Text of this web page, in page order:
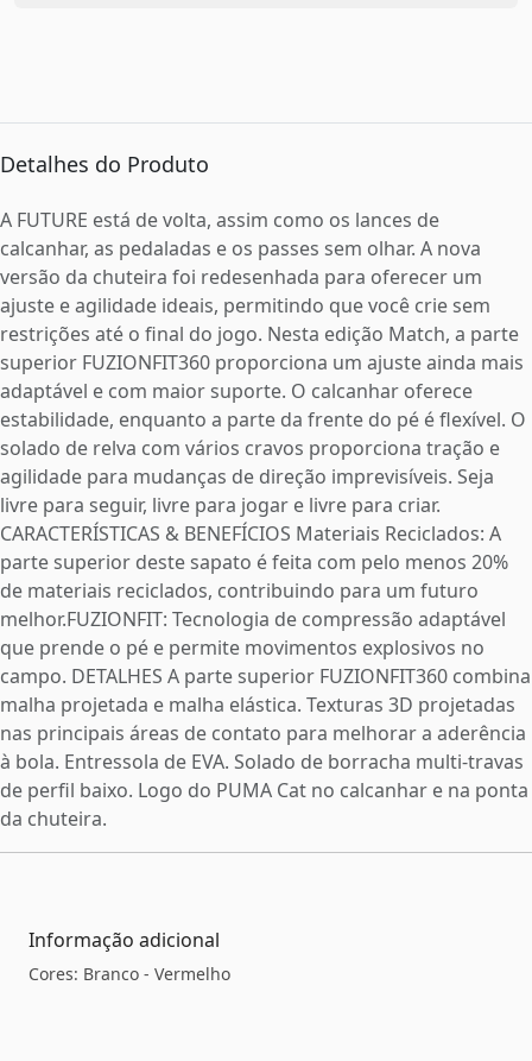
Detalhes do Produto
A FUTURE está de volta, assim como os lances de
calcanhar, as pedaladas e os passes sem olhar. A nova
versão da chuteira foi redesenhada para oferecer um
ajuste e agilidade ideais, permitindo que você crie sem
restrições até o final do jogo. Nesta edição Match, a parte
superior FUZIONFIT360 proporciona um ajuste ainda mais
adaptável e com maior suporte. O calcanhar oferece
estabilidade, enquanto a parte da frente do pé é flexível. O
solado de relva com vários cravos proporciona tração e
agilidade para mudanças de direção imprevisíveis. Seja
livre para seguir, livre para jogar e livre para criar.
CARACTERÍSTICAS & BENEFÍCIOS Materiais Reciclados: A
parte superior deste sapato é feita com pelo menos 20%
de materiais reciclados, contribuindo para um futuro
melhor.FUZIONFIT: Tecnologia de compressão adaptável
que prende o pé e permite movimentos explosivos no
campo. DETALHES A parte superior FUZIONFIT360 combina
malha projetada e malha elástica. Texturas 3D projetadas
nas principais áreas de contato para melhorar a aderência
à bola. Entressola de EVA. Solado de borracha multi-travas
de perfil baixo. Logo do PUMA Cat no calcanhar e na ponta
da chuteira.
Informação adicional
Cores: Branco - Vermelho